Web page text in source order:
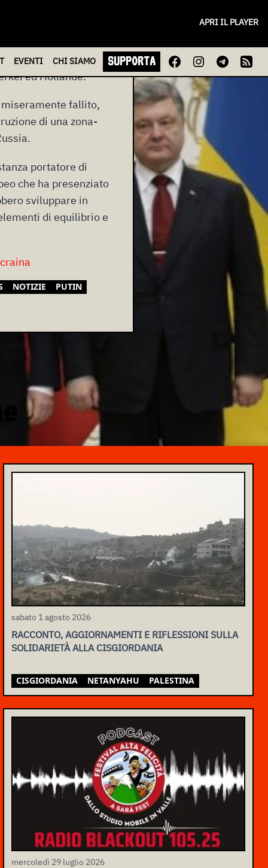
APRI IL PLAYER
EVENTI CHISIAMO SUPPORTA
di un nuovo
ed Hollande.
fallito,
di una zona-
portatore di
che ha presenziato
sviluppare in
di equilibrio e
NOTIZIE PUTIN
sabato 1 agosto 2026
RACCONTO, AGGIORNAMENTI E RIFLESSIONI SULLA
SOLIDARIETÀ ALLA CISGIORDANIA
CISGIORDANIA NETANYAHU PALESTINA
mercoledì 29 luglio 2026